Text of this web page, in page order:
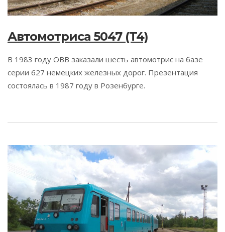
Автомотриса 5047 (T4)
В 1983 году ÖBB заказали шесть автомотрис на базе
серии 627 немецких железных дорог. Презентация
состоялась в 1987 году в Розенбурге.